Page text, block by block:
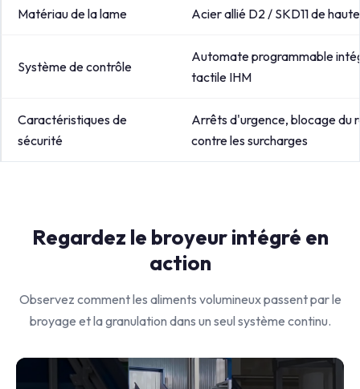
Matériau de la lame Acier allié D2 / SKD11 de
Système de contrôle
Automate programmable
tactile IHM
Caractéristiques de
sécurité
Arrêts d'urgence, blocage du
contre les surcharges
Regardez le broyeur intégré en
action
Observez comment les aliments volumineux passent par le
broyage et la granulation dans un seul système continu.